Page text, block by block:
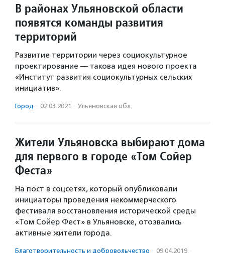
В районах Ульяновской области
появятся команды развития
территорий
Развитие территории через социокультурное
проектирование — такова идея нового проекта
«Институт развития социокультурных сельских
инициатив».
Город · 02.03.2021 · Ульяновская обл.
Жители Ульяновска выбирают дома
для первого в городе «Том Сойер
Феста»
На пост в соцсетях, который опубликовали
инициаторы проведения некоммерческого
фестиваля восстановления исторической среды
«Том Сойер Фест» в Ульяновске, отозвались
активные жители города.
Благотвори­тель­ность и доброволь­чест­во · 09.04.2019 ·